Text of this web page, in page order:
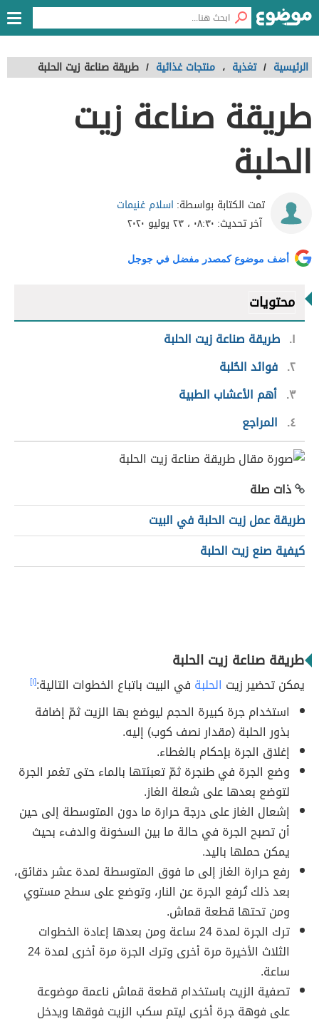
الرئيسية / تغذية ، منتجات غذائية / طريقة صناعة زيت الحلبة
طريقة صناعة زيت
الحلبة
تمت الكتابة بواسطة: اسلام غنيمات
آخر تحديث: ٠٨:٣٠ ، ٢٣ يوليو ٢٠٢٠
أضف موضوع كمصدر مفضل في جوجل
محتويات
١ طريقة صناعة زيت الحلبة
٢ فوائد الحُلبة
٣ أهم الأعشاب الطبية
٤
المراجع
ذات صلة
طريقة عمل زيت الحلبة في البيت
كيفية صنع زيت الحلبة
طريقة صناعة زيت الحلبة
يمكن تحضير زيت الحلبة في البيت باتباع الخطوات التالية:[١]
استخدام جرة كبيرة الحجم ليوضع بها الزيت ثمّ إضافة
بذور الحلبة (مقدار نصف كوب) إليه.
إغلاق الجرة بإحكام بالغطاء.
وضع الجرة في طنجرة ثمّ تعبئتها بالماء حتى تغمر الجرة
لتوضع بعدها على شعلة الغاز.
إشعال الغاز على درجة حرارة ما دون المتوسطة إلى حين
أن تصبح الجرة في حالة ما بين السخونة والدفء بحيث
يمكن حملها باليد.
رفع حرارة الغاز إلى ما فوق المتوسطة لمدة عشر دقائق،
بعد ذلك تُرفع الجرة عن النار، وتوضع على سطح مستوي
ومن تحتها قطعة قماش.
ترك الجرة لمدة 24 ساعة ومن بعدها إعادة الخطوات
الثلاث الأخيرة مرة أخرى وترك الجرة مرة أخرى لمدة 24
ساعة.
تصفية الزيت باستخدام قطعة قماش ناعمة موضوعة
على فوهة جرة أخرى ليتم سكب الزيت فوقها ويدخل